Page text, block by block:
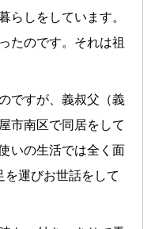
らしをしています。
たのです。それは祖
ですが、義叔父（義
市南区で同居をして
いの生活では全く面
運びお世話をして